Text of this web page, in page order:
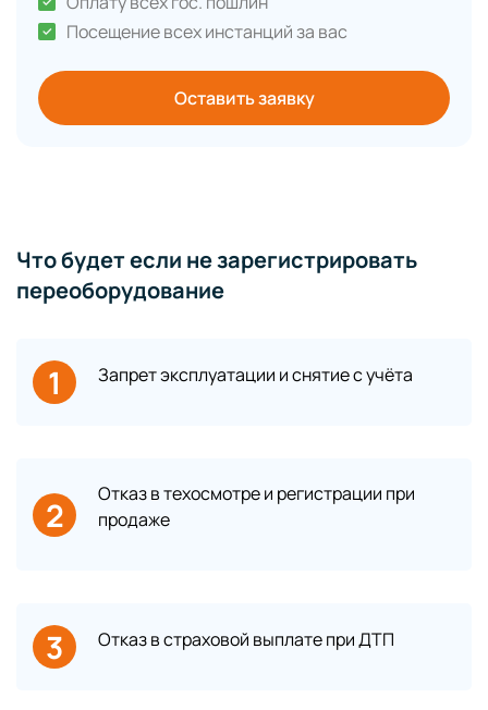
Посещение всех инстанций за вас
Оставить заявку
Что будет если не зарегистрировать
переоборудование
1 Запрет эксплуатации и снятие с учёта
2
Отказ в техосмотре и регистрации при
продаже
3 Отказ в страховой выплате при ДТП